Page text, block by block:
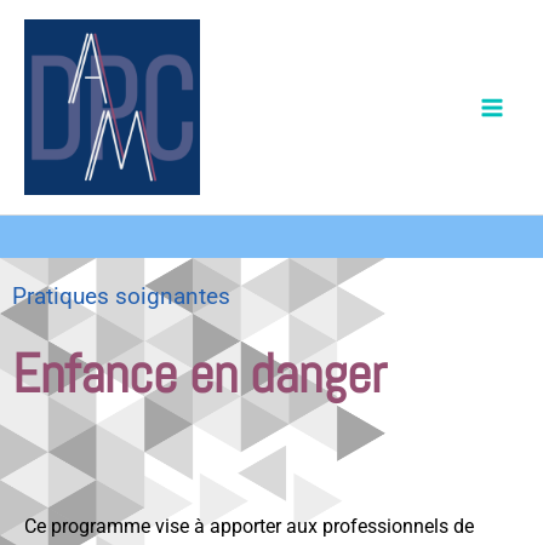
Aller
Pratiques soignantes
Enfance en danger
Ce programme vise à apporter aux professionnels de